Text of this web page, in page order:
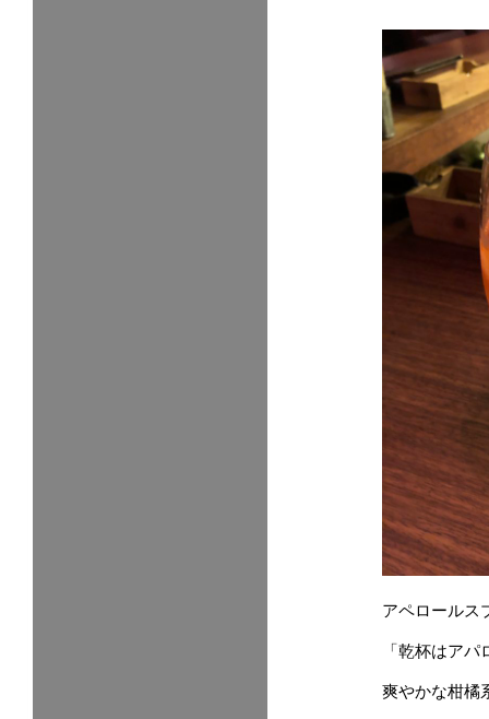
アペロールス
「乾杯はア
爽やかな柑橘